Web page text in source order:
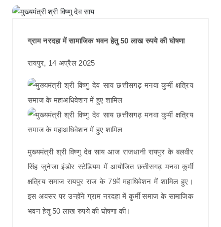
ग्राम नरदहा में सामाजिक भवन हेतु 50 लाख रुपये की घोषणा
रायपुर, 14 अप्रैल 2025
मुख्यमंत्री श्री विष्णु देव साय आज राजधानी रायपुर के बलवीर
सिंह जुनेजा इंडोर स्टेडियम में आयोजित छत्तीसगढ़ मनवा कुर्मी
क्षत्रिय समाज रायपुर राज के 79वें महाधिवेशन में शामिल हुए।
इस अवसर पर उन्होंने ग्राम नरदहा में कुर्मी समाज के सामाजिक
भवन हेतु 50 लाख रुपये की घोषणा की।